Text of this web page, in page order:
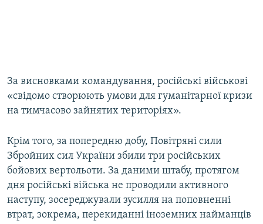
За висновками командування, російські військові
«свідомо створюють умови для гуманітарної кризи
на тимчасово зайнятих територіях».
Крім того, за попередню добу, Повітряні сили
Збройних сил України збили три російських
бойових вертольоти. За даними штабу, протягом
дня російські війська не проводили активного
наступу, зосереджували зусилля на поповненні
втрат, зокрема, перекиданні іноземних найманців